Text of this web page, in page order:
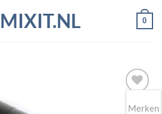
0
Merken